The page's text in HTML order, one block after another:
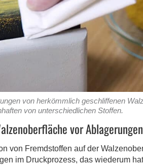
von herkömmlich geschliffenen
von unterschiedlichen Stoffen.
vor Ablagerungen
von Fremdstoffen auf der
im Druckprozess, das wiederum